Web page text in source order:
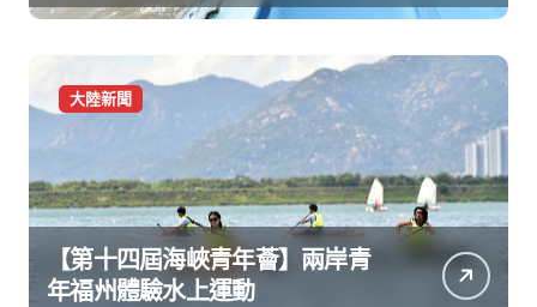
大陸新聞
【第十四屆海峽青年薈】兩岸青
年福州體驗水上運動